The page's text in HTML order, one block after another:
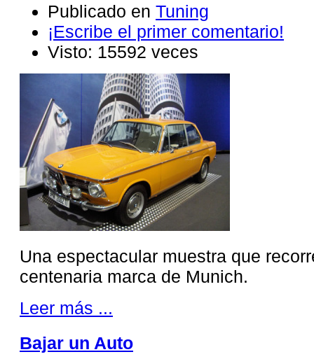
Publicado en Tuning
¡Escribe el primer comentario!
Visto: 15592 veces
Una espectacular muestra que
centenaria marca de Munich.
Leer más ...
Bajar un Auto